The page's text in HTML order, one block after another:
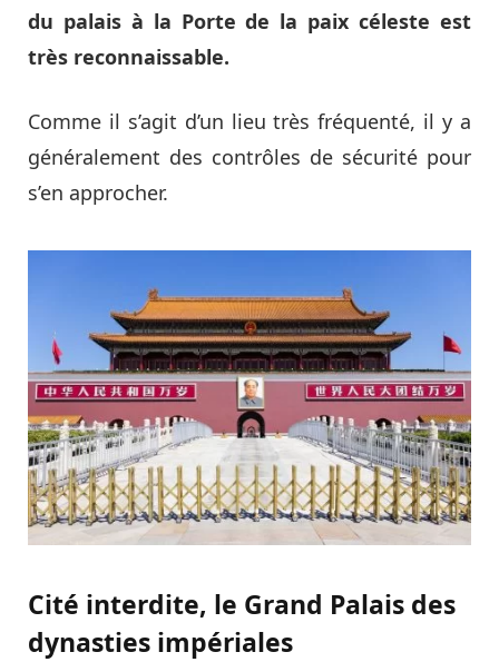
du palais à la Porte de la paix céleste est
très reconnaissable.
Comme il s’agit d’un lieu très fréquenté, il y a
généralement des contrôles de sécurité pour
s’en approcher.
Cité interdite, le Grand Palais des
dynasties impériales